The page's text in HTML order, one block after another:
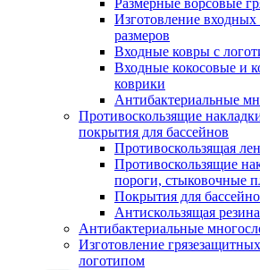
Размерные ворсовые
Изготовление
размеров
Входные ковры с
Входные кокосовые и
коврики
Антибактериальные
Противоскользящие
покрытия для бассейнов
Противоскользящая
Противоскользящие
пороги, стыковочные
Покрытия для
Антискользящая
Антибактериальные
Изготовление
логотипом